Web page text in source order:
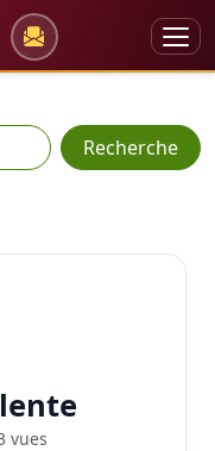
Recherche
vues